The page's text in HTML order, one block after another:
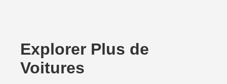
Explorer Plus de
Voitures